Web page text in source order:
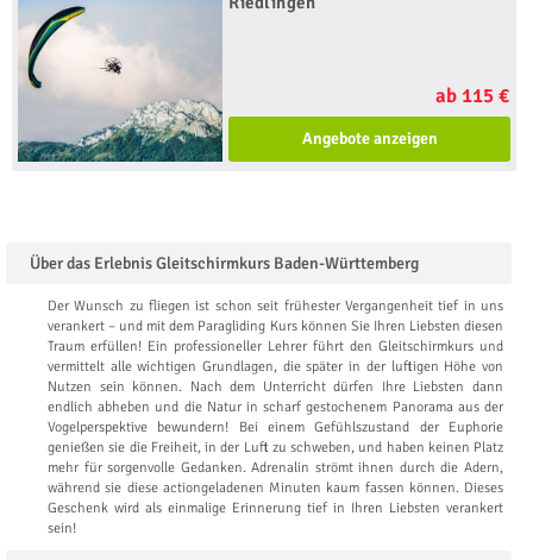
ab 115 €
Angebote anzeigen
Über das Erlebnis Gleitschirmkurs Baden-Württemberg
Der Wunsch zu fliegen ist schon seit frühester Vergangenheit tief in uns
verankert – und mit dem Paragliding Kurs können Sie Ihren Liebsten diesen
Traum erfüllen! Ein professioneller Lehrer führt den Gleitschirmkurs und
vermittelt alle wichtigen Grundlagen, die später in der luftigen Höhe von
Nutzen sein können. Nach dem Unterricht dürfen Ihre Liebsten dann
endlich abheben und die Natur in scharf gestochenem Panorama aus der
Vogelperspektive bewundern! Bei einem Gefühlszustand der Euphorie
genießen sie die Freiheit, in der Luft zu schweben, und haben keinen Platz
mehr für sorgenvolle Gedanken. Adrenalin strömt ihnen durch die Adern,
während sie diese actiongeladenen Minuten kaum fassen können. Dieses
Geschenk wird als einmalige Erinnerung tief in Ihren Liebsten verankert
sein!